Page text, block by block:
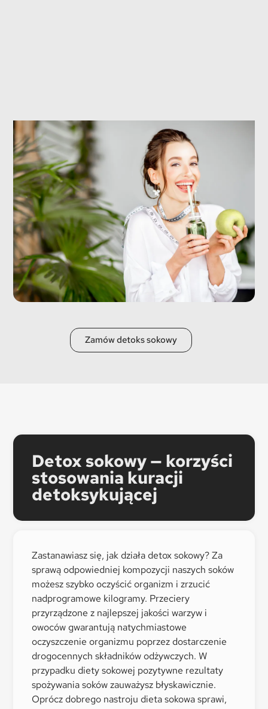
Zamów detoks sokowy
Detox sokowy — korzyści
stosowania kuracji
detoksykującej
Zastanawiasz się, jak działa detox sokowy? Za
sprawą odpowiedniej kompozycji naszych soków
możesz szybko oczyścić organizm i zrzucić
nadprogramowe kilogramy. Przeciery
przyrządzone z najlepszej jakości warzyw i
owoców gwarantują natychmiastowe
oczyszczenie organizmu poprzez dostarczenie
drogocennych składników odżywczych. W
przypadku diety sokowej pozytywne rezultaty
spożywania soków zauważysz błyskawicznie.
Oprócz dobrego nastroju dieta sokowa sprawi,